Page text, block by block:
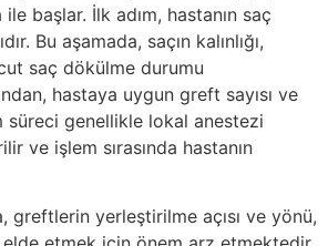
başlar. İlk adım, hastanın saç
Bu aşamada, saçın kalınlığı,
saç dökülme durumu
hastaya uygun greft sayısı ve
süreci genellikle lokal anestezi
ve işlem sırasında hastanın
greftlerin yerleştirilme açısı ve yönü,